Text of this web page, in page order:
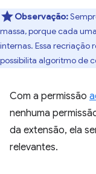
Observação:
massa, porque cada
internas. Essa recriação
possibilita algoritmo de
Com a permissão
nenhuma
da extensão, ela
relevantes.